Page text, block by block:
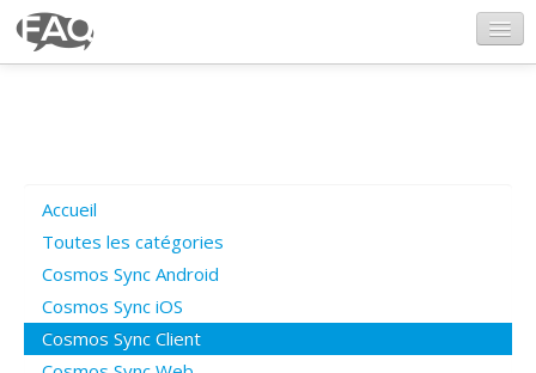
Poser une question
Questions ouvertes
Accueil
Toutes les catégories
Cosmos Sync Android
Cosmos Sync iOS
Cosmos Sync Client